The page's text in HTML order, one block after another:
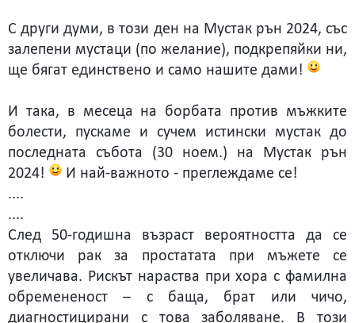
С други думи, в този ден на Мустак рън 2024, със
залепени мустаци (по желание), подкрепяйки ни,
ще бягат единствено и само нашите дами!
И така, в месеца на борбата против мъжките
болести, пускаме и сучем истински мустак до
последната събота (30 ноем.) на Мустак рън
2024!
И най-важното - преглеждаме се!
....
....
След 50-годишна възраст вероятността да се
отключи рак за простатата при мъжете се
увеличава. Рискът нараства при хора с фамилна
обремененост – с баща, брат или чичо,
диагностицирани с това заболяване. В този